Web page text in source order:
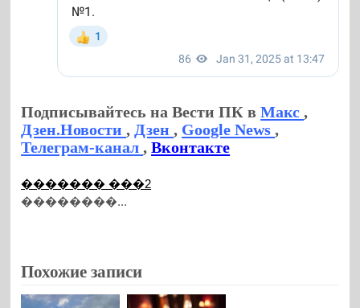
Подписывайтесь на Вести ПК вМакс,
Дзен.Новости, Дзен, Google News,
Телеграм-канал,Вконтакте
������� ���2
��������...
Похожие записи